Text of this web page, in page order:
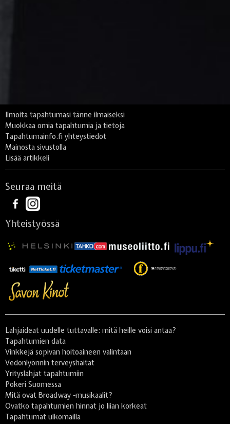
Ilmoita tapahtumasi tänne ilmaiseksi
Muokkaa omia tapahtumia ja tietoja
Tapahtumainfo.fi yhteystiedot
Mainosta sivustolla
Lisää artikkeli
Seuraa meitä
Yhteistyössä
Lahjaideat uudelle tuttavalle: mitä heille voisi antaa?
Tapahtumien data
Vinkkejä sopivan hoitoaineen valintaan
Vedonlyönnin terveyshaitat
Yrityslahjat tapahtumiin
Pokeri Suomessa
Mitä ovat Broadway -musikaalit?
Ovatko tapahtumien hinnat jo liian korkeat
Tapahtumat ulkomailla